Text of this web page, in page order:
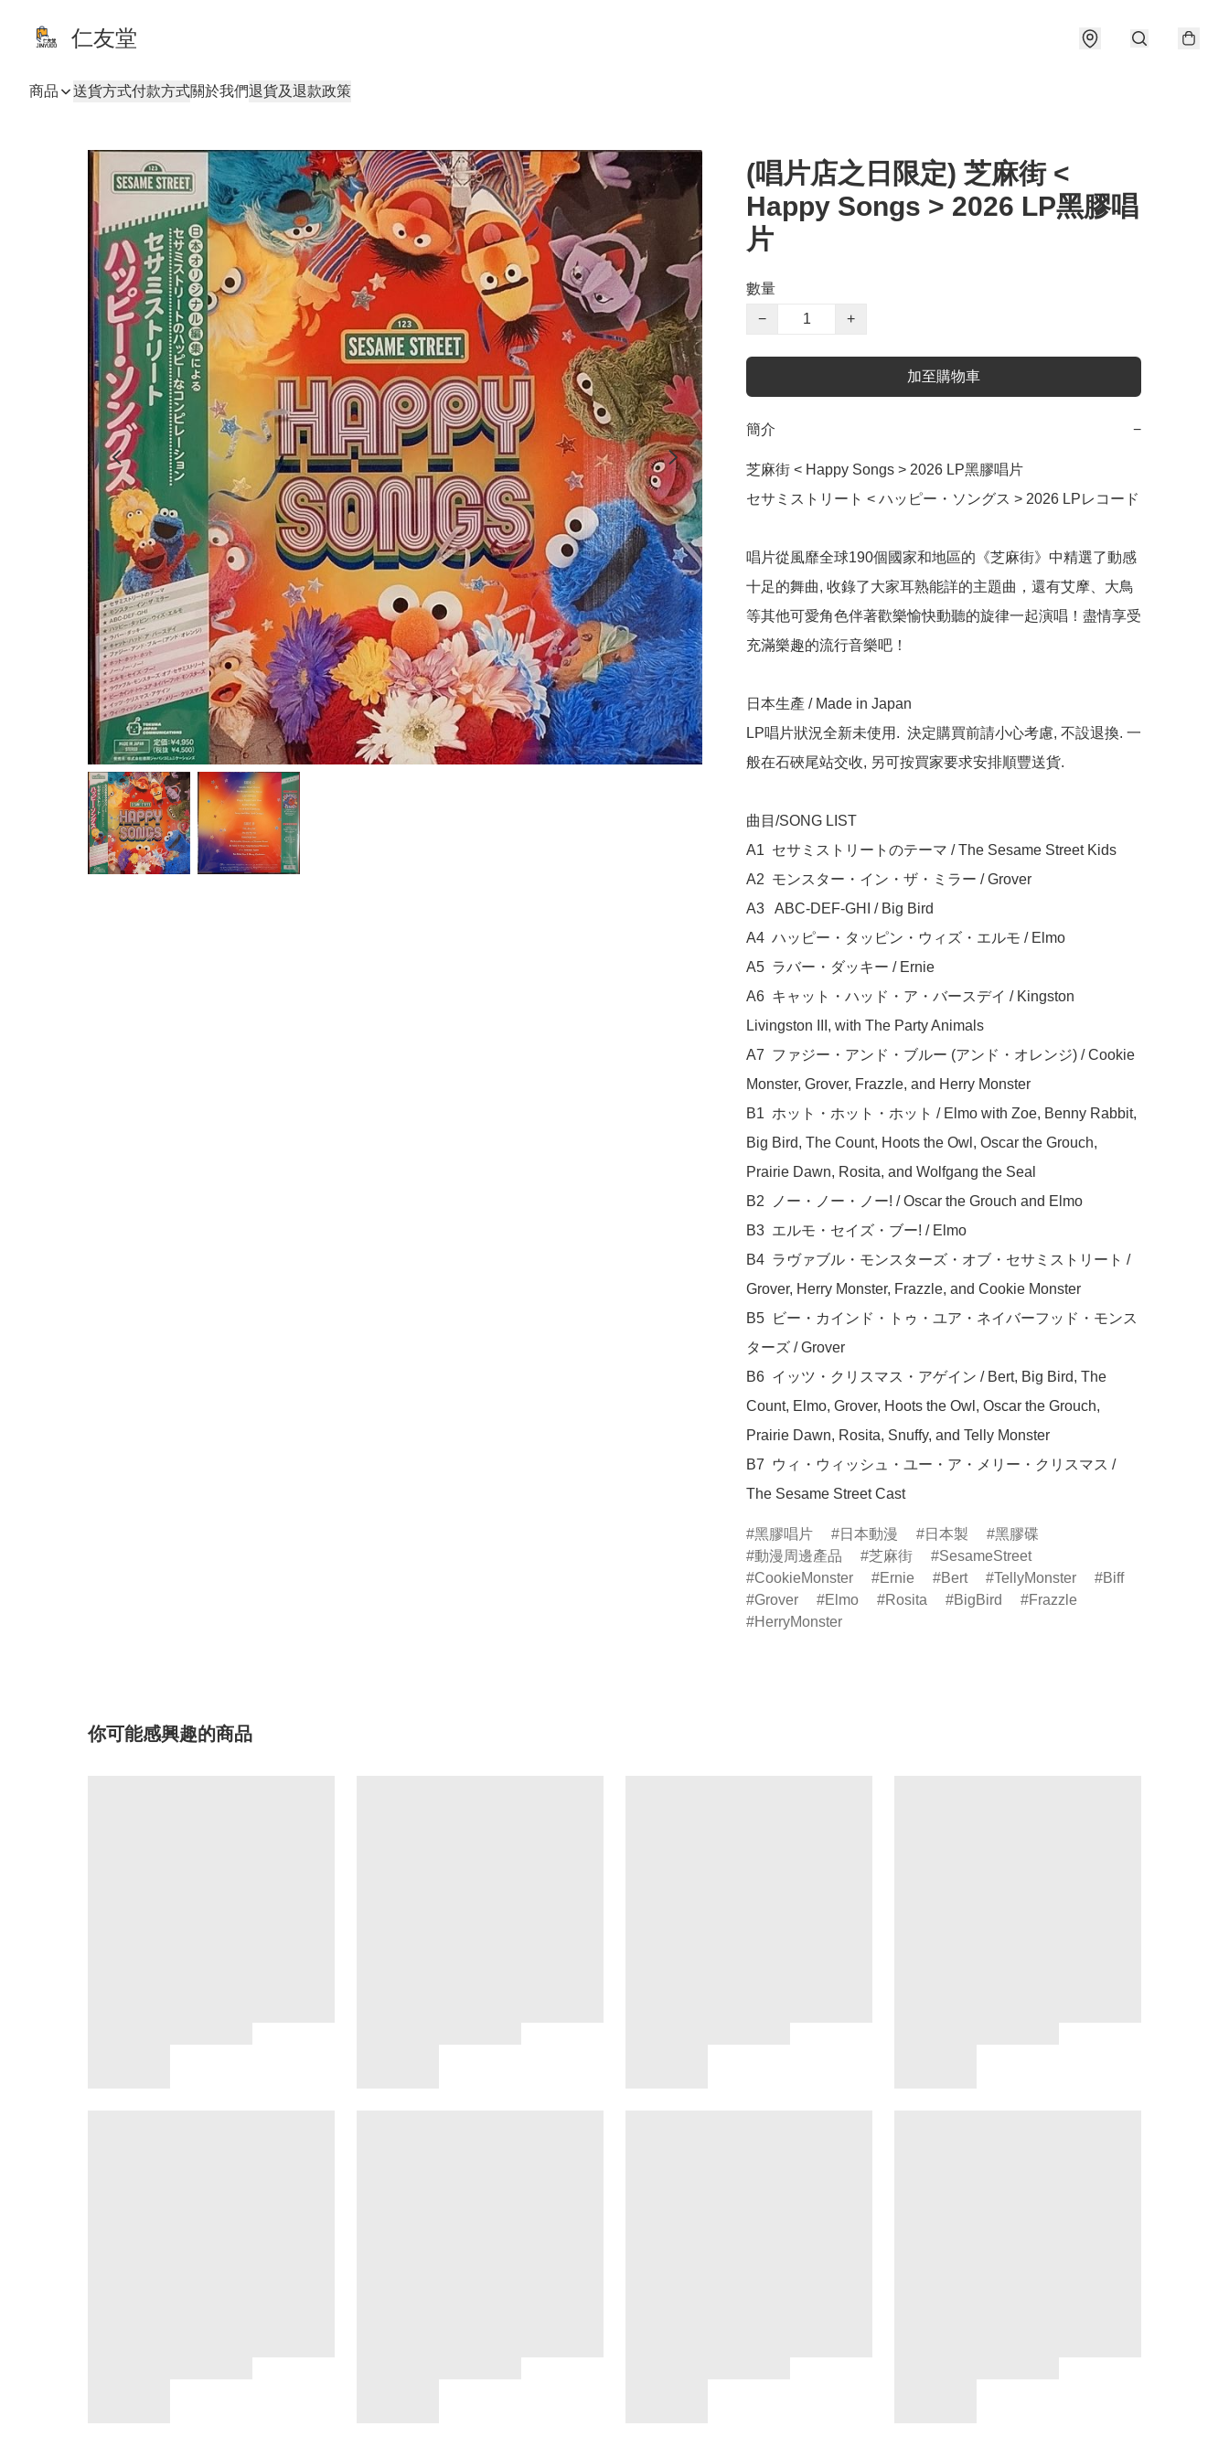
仁友堂
商品 送貨方式付款方式關於我們退貨及退款政策
(唱片店之日限定) 芝麻街 <
Happy Songs > 2026 LP黑膠唱
片
數量
−
+
加至購物車
簡介 −
芝麻街 < Happy Songs > 2026 LP黑膠唱片
セサミストリート < ハッピー・ソングス > 2026 LPレコード
唱片從風靡全球190個國家和地區的《芝麻街》中精選了動感
十足的舞曲, 收錄了大家耳熟能詳的主題曲，還有艾摩、大鳥
等其他可愛角色伴著歡樂愉快動聽的旋律一起演唱！盡情享受
充滿樂趣的流行音樂吧！
日本生產 / Made in Japan
LP唱片狀況全新未使用.  決定購買前請小心考慮, 不設退換. 一
般在石硤尾站交收, 另可按買家要求安排順豐送貨.
曲目/SONG LIST
A1  セサミストリートのテーマ / The Sesame Street Kids
A2  モンスター・イン・ザ・ミラー / Grover
A3   ABC-DEF-GHI / Big Bird
A4  ハッピー・タッピン・ウィズ・エルモ / Elmo
A5  ラバー・ダッキー / Ernie
A6  キャット・ハッド・ア・バースデイ / Kingston
Livingston III, with The Party Animals
A7  ファジー・アンド・ブルー (アンド・オレンジ) / Cookie
Monster, Grover, Frazzle, and Herry Monster
B1  ホット・ホット・ホット / Elmo with Zoe, Benny Rabbit,
Big Bird, The Count, Hoots the Owl, Oscar the Grouch,
Prairie Dawn, Rosita, and Wolfgang the Seal
B2  ノー・ノー・ノー! / Oscar the Grouch and Elmo
B3  エルモ・セイズ・ブー! / Elmo
B4  ラヴァブル・モンスターズ・オブ・セサミストリート /
Grover, Herry Monster, Frazzle, and Cookie Monster
B5  ビー・カインド・トゥ・ユア・ネイバーフッド・モンス
ターズ / Grover
B6  イッツ・クリスマス・アゲイン / Bert, Big Bird, The
Count, Elmo, Grover, Hoots the Owl, Oscar the Grouch,
Prairie Dawn, Rosita, Snuffy, and Telly Monster
B7  ウィ・ウィッシュ・ユー・ア・メリー・クリスマス /
The Sesame Street Cast
黑膠唱片 日本動漫 日本製
黑膠碟
動漫周邊產品
芝麻街
SesameStreet
CookieMonster
Ernie Bert TellyMonster
Biff
Grover
Elmo Rosita BigBird
Frazzle
HerryMonster
你可能感興趣的商品